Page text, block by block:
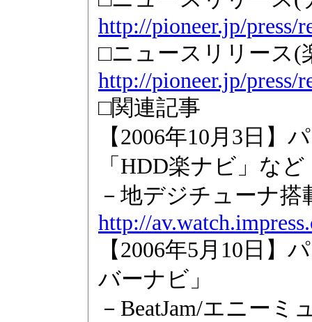
http://pioneer.jp/press/
□ニュースリリース(
http://pioneer.jp/press/
□関連記事
【2006年10月3日
「HDD楽ナビ」など
－地デジチューナ
http://
【2006年5月10日
バーナビ」
－BeatJam/エニー